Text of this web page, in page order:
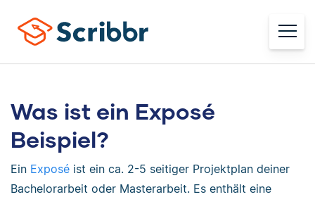
Was ist ein Exposé
Beispiel?
Ein Exposé ist ein ca. 2-5 seitiger Projektplan deiner
Bachelorarbeit oder Masterarbeit. Es enthält eine